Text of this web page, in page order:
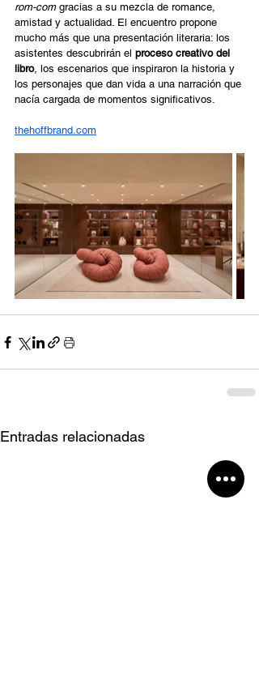
rom-com gracias a su mezcla de romance,
amistad y actualidad. El encuentro propone
mucho más que una presentación literaria: los
asistentes descubrirán el proceso creativo del
libro, los escenarios que inspiraron la historia y
los personajes que dan vida a una narración que
nacía cargada de momentos significativos.
thehoffbrand.com
Entradas relacionadas